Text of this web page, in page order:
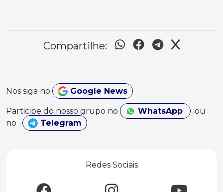
Compartilhe:
Nos siga no Google News
Participe do nosso grupo no WhatsApp
ou
no
Telegram
Redes Sociais